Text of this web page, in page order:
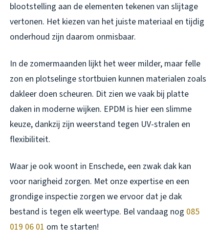
blootstelling aan de elementen tekenen van slijtage
vertonen. Het kiezen van het juiste materiaal en tijdig
onderhoud zijn daarom onmisbaar.
In de zomermaanden lijkt het weer milder, maar felle
zon en plotselinge stortbuien kunnen materialen zoals
dakleer doen scheuren. Dit zien we vaak bij platte
daken in moderne wijken. EPDM is hier een slimme
keuze, dankzij zijn weerstand tegen UV-stralen en
flexibiliteit.
Waar je ook woont in Enschede, een zwak dak kan
voor narigheid zorgen. Met onze expertise en een
grondige inspectie zorgen we ervoor dat je dak
bestand is tegen elk weertype. Bel vandaag nog 085
019 06 01 om te starten!